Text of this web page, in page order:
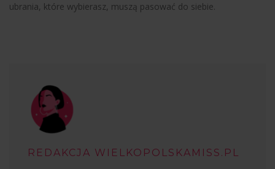
ubrania, które wybierasz, muszą pasować do siebie.
REDAKCJA WIELKOPOLSKAMISS.PL